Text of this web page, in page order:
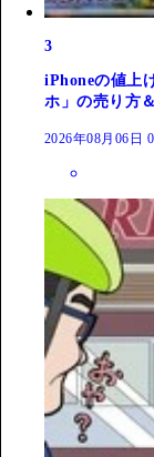
3
iPhoneの値上
ホ」の売り方
2026年08月06日